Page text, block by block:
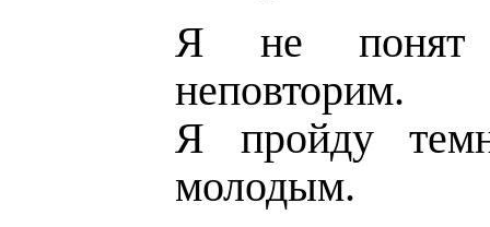
Я не понят
неповторим.
Я пройду
молодым.